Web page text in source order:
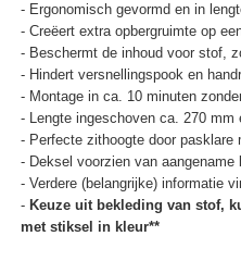
- Ergonomisch gevormd en in
- Creëert extra opbergruimte op
- Beschermt de inhoud voor stof,
- Hindert versnellingspook en
- Montage in ca. 10 minuten
- Lengte ingeschoven ca. 270 mm
- Perfecte zithoogte door pasklare
- Deksel voorzien van
- Verdere (belangrijke) informatie
- Keuze uit bekleding van stof,
met stiksel in kleur**